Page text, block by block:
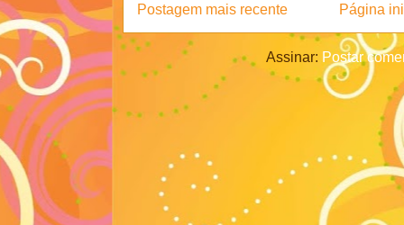
Postagem mais recente Página
Assinar: Postar